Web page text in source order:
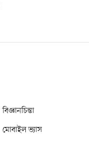
বিজ্ঞানচিন্তা
মোবাইল ভ্যাস